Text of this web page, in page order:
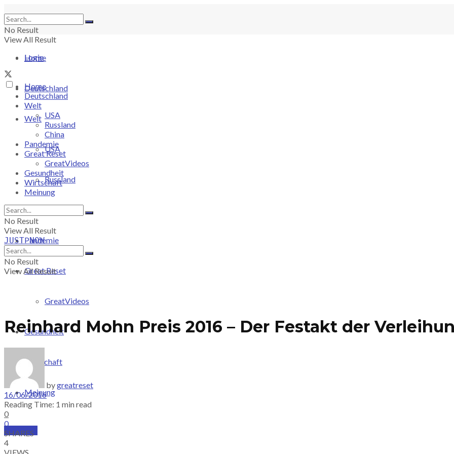
No Result
View All Result
Login
Home
Deutschland
Welt
USA
Russland
Pandemie
Great Reset
GreatVideos
Gesundheit
Wirtschaft
Meinung
PRICING
Home
Deutschland
Welt
USA
Russland
China
Pandemie
Great Reset
GreatVideos
Gesundheit
Wirtschaft
Meinung
No Result
View All Result
JUST-NOW
No Result
View All Result
Reinhard Mohn Preis 2016 – Der Festakt der
bygreatreset
16/06/2016
Reading Time: 1 min read
0
0
SHARES
4